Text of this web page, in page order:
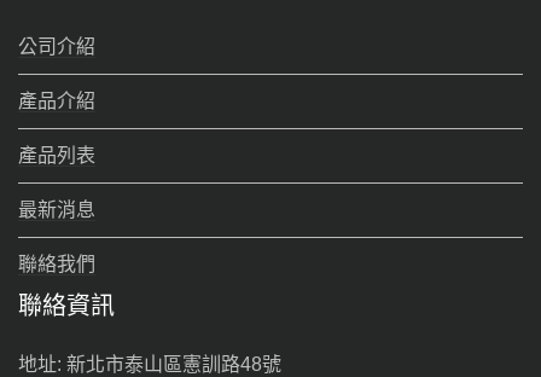
公司介紹
產品介紹
產品列表
最新消息
聯絡我們
聯絡資訊
地址: 新北市泰山區憲訓路48號